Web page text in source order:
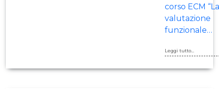
corso ECM “La
valutazione
funzionale…
Leggi tutto...